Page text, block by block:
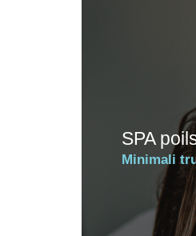
SPA
Minimali